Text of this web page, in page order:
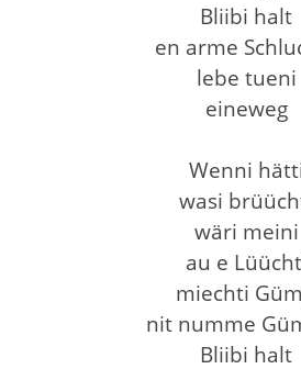
Bliibi halt
en arme
lebe tueni
eineweg
Wenni
wasi
wäri meini
au e
miechti
nit numme
Bliibi halt